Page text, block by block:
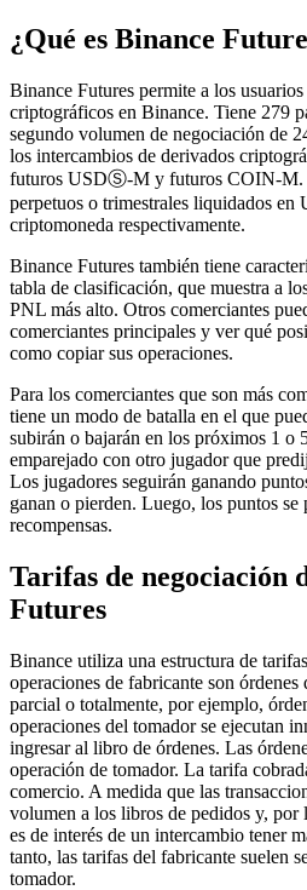
¿Qué es Binance
Binance Futures permite a los
criptográficos en Binance. Tiene 279
segundo volumen de negociación de
los intercambios de derivados
futuros USDⓈ-M y futuros COIN-M.
perpetuos o trimestrales liquidados
criptomoneda respectivamente.
Binance Futures también tiene
tabla de clasificación, que muestra a
PNL más alto. Otros comerciantes
comerciantes principales y ver qué
como copiar sus operaciones.
Para los comerciantes que son más
tiene un modo de batalla en el que
subirán o bajarán en los próximos 1 o
emparejado con otro jugador que
Los jugadores seguirán ganando
ganan o pierden. Luego, los puntos se
recompensas.
Tarifas de negociación
Futures
Binance utiliza una estructura de
operaciones de fabricante son
parcial o totalmente, por ejemplo,
operaciones del tomador se ejecutan
ingresar al libro de órdenes. Las
operación de tomador. La tarifa
comercio. A medida que las
volumen a los libros de pedidos y, por
es de interés de un intercambio tener
tanto, las tarifas del fabricante suelen
tomador.